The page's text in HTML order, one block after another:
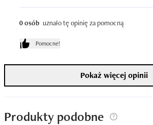
Zdecydowanie polecam każdej osobie,
łagodnego, ale skutecznego produktu do
0 osób uznało tę opinię za pomocną
Pomocne!
Pokaż więcej opinii
Produkty podobne